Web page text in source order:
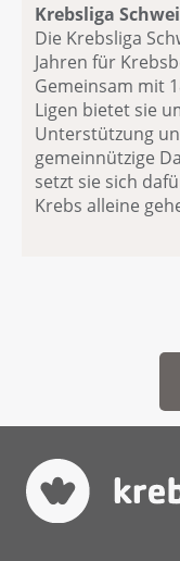
Krebsliga
Die Krebsliga
Jahren für
Gemeinsam mit
Ligen bietet sie
Unterstützung
gemeinnützige
setzt sie sich
Krebs alleine